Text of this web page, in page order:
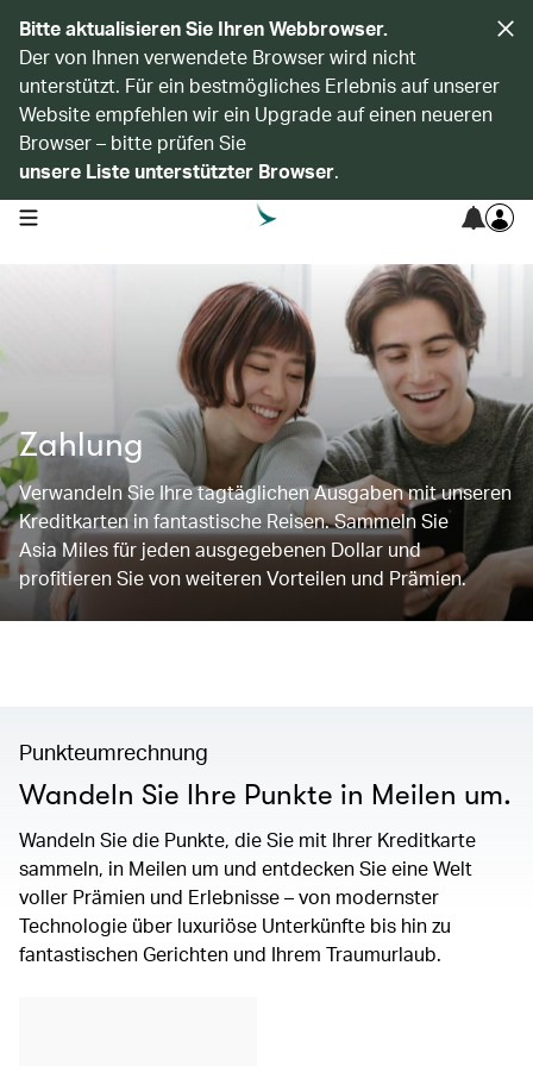
Bitte aktualisieren Sie Ihren Webbrowser.
Der von Ihnen verwendete Browser wird nicht
unterstützt. Für ein bestmögliches Erlebnis auf unserer
Website empfehlen wir ein Upgrade auf einen neueren
Browser – bitte prüfen Sie
unsere Liste unterstützter Browser.
open navigation menu
Zahlung
Verwandeln Sie Ihre tagtäglichen Ausgaben mit unseren
Kreditkarten in fantastische Reisen. Sammeln Sie
Asia Miles für jeden ausgegebenen Dollar und
profitieren Sie von weiteren Vorteilen und Prämien.
Punkteumrechnung
Wandeln Sie Ihre Punkte in Meilen um.
Wandeln Sie die Punkte, die Sie mit Ihrer Kreditkarte
sammeln, in Meilen um und entdecken Sie eine Welt
voller Prämien und Erlebnisse – von modernster
Technologie über luxuriöse Unterkünfte bis hin zu
fantastischen Gerichten und Ihrem Traumurlaub.